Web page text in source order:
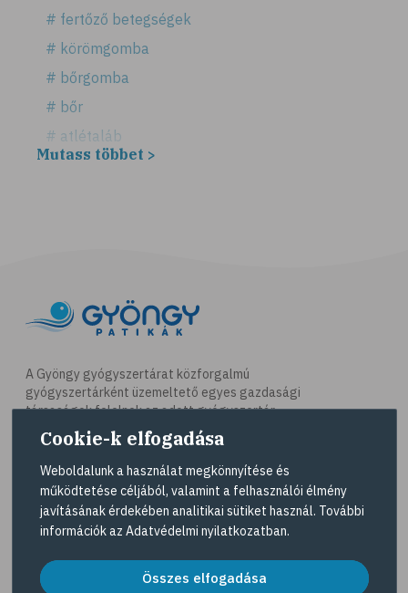
# fertőző betegségek
# körömgomba
# bőrgomba
# bőr
# atlétaláb
# horzsolás
# égés
# C-vitamin
# antioxidáns
# @egeszsegmagazin
# öregedés
# retinol
# fényvédelem
Mutass többet >
A Gyöngy gyógyszertárat közforgalmú
gyógyszertárként üzemeltető egyes gazdasági
társaságok felelnek az adott gyógyszertár
működésért. A Gyöngy gyógyszertárak listáját és
elérhetőségeit a Gyógyszertár kereső
tekintheti meg.
Navigáció
Dermokozmetikumok
Cookie-k elfogadása
Weboldalunk a használat megkönnyítése és
működtetése céljából, valamint a felhasználói élmény
javításának érdekében analitikai sütiket használ. További
információk az Adatvédelmi nyilatkozatban.
Összes elfogadása